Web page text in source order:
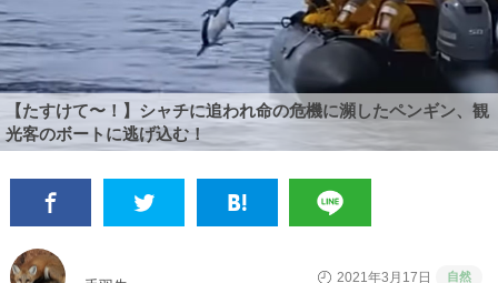
【たすけて〜！】シャチに追われ命の危機に瀕したペンギン、観
光客のボートに逃げ込む！
2021年3月17日 自然